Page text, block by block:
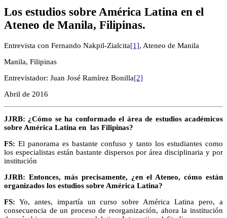
Los estudios sobre América Latina en el
Ateneo de Manila, Filipinas.
Entrevista con Fernando Nakpil-Zialcita[1], Ateneo de Manila
Manila, Filipinas
Entrevistador: Juan José Ramírez Bonilla[2]
Abril de 2016
JJRB: ¿Cómo se ha conformado el área de estudios académicos
sobre América Latina en las Filipinas?
FS: El panorama es bastante confuso y tanto los estudiantes como
los especialistas están bastante dispersos por área disciplinaria y por
institución
JJRB: Entonces, más precisamente, ¿en el Ateneo, cómo están
organizados los estudios sobre América Latina?
FS: Yo, antes, impartía un curso sobre América Latina pero, a
consecuencia de un proceso de reorganización, ahora la institución